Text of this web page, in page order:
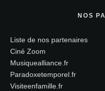
NOS
Liste de nos partenaires
Ciné Zoom
Musiquealliance.fr
Paradoxetemporel.fr
Visiteenfamille.fr